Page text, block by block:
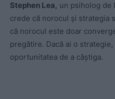
Stephen Lea, un psiholog de
crede că norocul și strategia
că norocul este doar
pregătire. Dacă ai o
oportunitatea de a câștiga.